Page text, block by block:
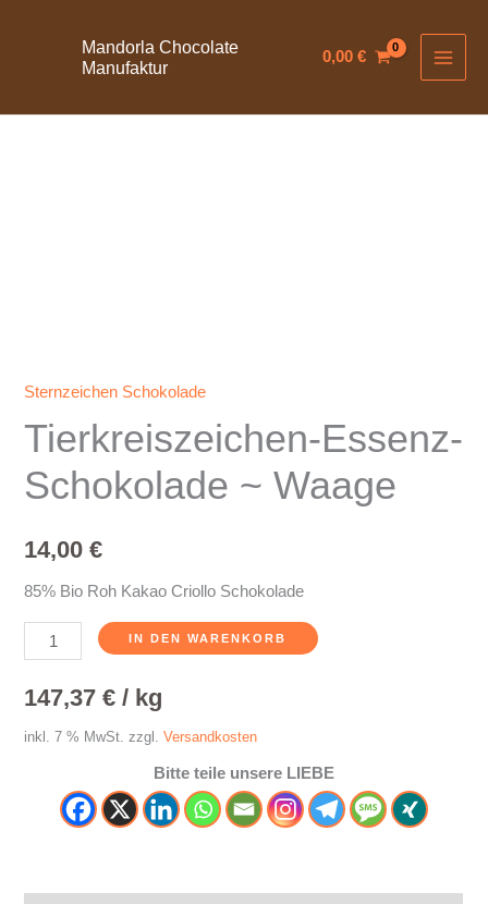
Mandorla Chocolate
Manufaktur
0,00 €
Sternzeichen Schokolade
Tierkreiszeichen-Essenz-
Schokolade ~ Waage
14,00€
85% Bio Roh Kakao Criollo Schokolade
IN DEN WARENKORB
147,37€ / kg
inkl. 7 % MwSt. zzgl.Versandkosten
Bitte teile unsere LIEBE